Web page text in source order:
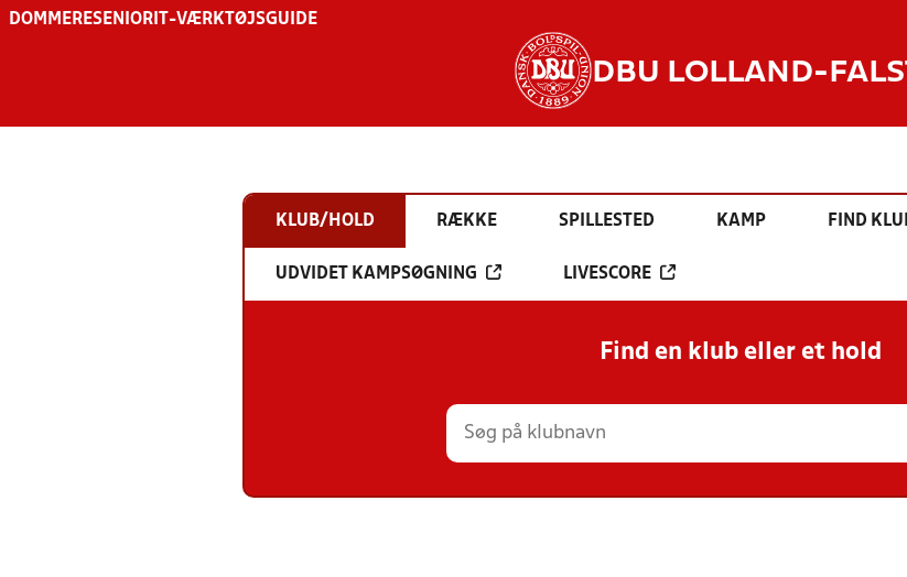
DOMMERESENIOR IT-VÆRKTØJSGUIDE
DBU LOLLAND-
KLUB/HOLD RÆKKE SPILLESTED KAMP FIND
UDVIDET KAMPSØGNING LIVESCORE
Find en klub eller et hold